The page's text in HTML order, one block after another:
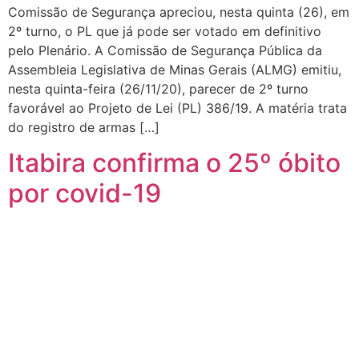
Comissão de Segurança apreciou, nesta quinta (26), em
2º turno, o PL que já pode ser votado em definitivo
pelo Plenário. A Comissão de Segurança Pública da
Assembleia Legislativa de Minas Gerais (ALMG) emitiu,
nesta quinta-feira (26/11/20), parecer de 2º turno
favorável ao Projeto de Lei (PL) 386/19. A matéria trata
do registro de armas […]
Itabira confirma o 25º óbito
por covid-19